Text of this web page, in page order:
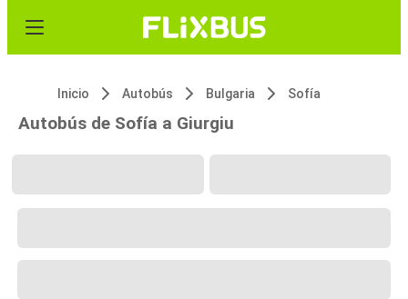
Inicio Autobús Bulgaria Sofía
Autobús de Sofía a Giurgiu